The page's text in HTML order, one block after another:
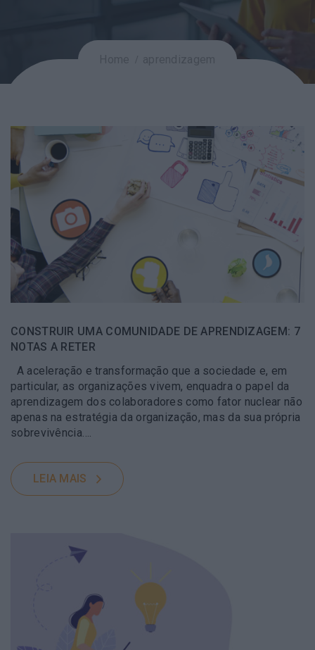
CONSTRUIR UMA COMUNIDADE DE APRENDIZAGEM: 7
NOTAS A RETER
A aceleração e transformação que a sociedade e, em
particular, as organizações vivem, enquadra o papel da
aprendizagem dos colaboradores como fator nuclear não
apenas na estratégia da organização, mas da sua própria
sobrevivência….
LEIA MAIS